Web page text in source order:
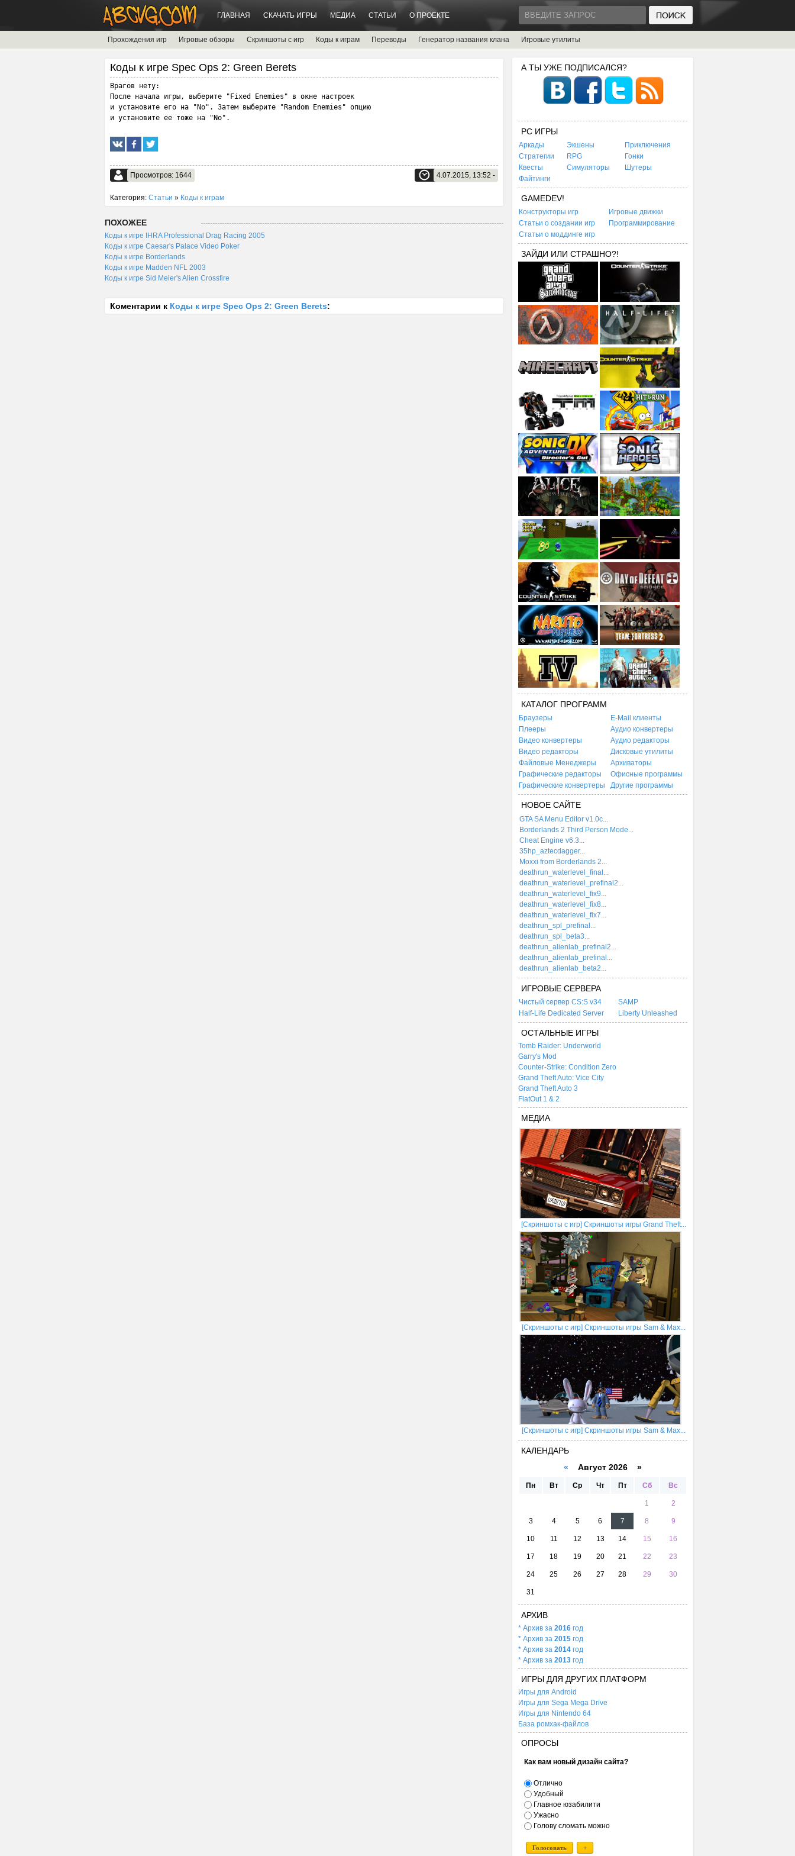
ГЛАВНАЯ СКАЧАТЬ ИГРЫ МЕДИА СТАТЬИ О ПРОЕКТЕ
Прохождения игр Игровые обзоры Скриншоты с игр Коды к играм Переводы Генератор названия клана Игровые утилиты
Коды к игре Spec Ops 2: Green Berets
Врагов нету:
После начала игры, выберите "Fixed Enemies" в окне настроек
и установите его на "No". Затем выберите "Random Enemies" опцию
и установите ее тоже на "No".
Просмотров: 1644 4.07.2015, 13:52 -
Категория: Статьи » Коды к играм
ПОХОЖЕЕ
Коды к игре IHRA Professional Drag Racing 2005
Коды к игре Caesar's Palace Video Poker
Коды к игре Borderlands
Коды к игре Madden NFL 2003
Коды к игре Sid Meier's Alien Crossfire
Коментарии к Коды к игре Spec Ops 2: Green Berets:
А ТЫ УЖЕ ПОДПИСАЛСЯ?
PC ИГРЫ
Аркады Экшены
Приключения
Стратегии
RPG
Гонки
Квесты
Симуляторы
Шутеры
Файтинги
GAMEDEV!
Конструкторы игр
Игровые движки
Статьи о создании игр
Программирование
Статьи о моддинге игр
ЗАЙДИ ИЛИ СТРАШНО?!
КАТАЛОГ ПРОГРАММ
Браузеры
E-Mail клиенты
Плееры
Аудио конвертеры
Видео конвертеры
Аудио редакторы
Видео редакторы
Дисковые утилиты
Файловые Менеджеры
Архиваторы
Графические редакторы
Офисные программы
Графические конвертеры
Другие программы
НОВОЕ САЙТЕ
GTA SA Menu Editor v1.0c...
Borderlands 2 Third Person Mode...
Cheat Engine v6.3...
35hp_aztecdagger...
Moxxi from Borderlands 2...
deathrun_waterlevel_final...
deathrun_waterlevel_prefinal2...
deathrun_waterlevel_fix9...
deathrun_waterlevel_fix8...
deathrun_waterlevel_fix7...
deathrun_spl_prefinal...
deathrun_spl_beta3...
deathrun_alienlab_prefinal2...
deathrun_alienlab_prefinal...
deathrun_alienlab_beta2...
ИГРОВЫЕ СЕРВЕРА
Чистый сервер CS:S v34
SAMP
Half-Life Dedicated Server
Liberty Unleashed
ОСТАЛЬНЫЕ ИГРЫ
Tomb Raider: Underworld
Garry's Mod
Counter-Strike: Condition Zero
Grand Theft Auto: Vice City
Grand Theft Auto 3
FlatOut 1 & 2
МЕДИА
[Скриншоты с игр] Скриншоты игры Grand Theft...
[Скриншоты с игр] Скриншоты игры Sam & Max...
[Скриншоты с игр] Скриншоты игры Sam & Max...
КАЛЕНДАРЬ
« Август 2026 »
Пн Вт Ср Чт Пт Сб Вс
1 2
3 4 5 6 7 8 9
10 11 12 13 14 15 16
17 18 19 20 21 22 23
24 25 26 27 28 29 30
31
АРХИВ
* Архив за 2016 год
* Архив за 2015 год
* Архив за 2014 год
* Архив за 2013 год
ИГРЫ ДЛЯ ДРУГИХ ПЛАТФОРМ
Игры для Android
Игры для Sega Mega Drive
Игры для Nintendo 64
База ромхак-файлов
ОПРОСЫ
Как вам новый дизайн сайта?
Отлично
Удобный
Главное юзабилити
Ужасно
Голову сломать можно
Голосовать +